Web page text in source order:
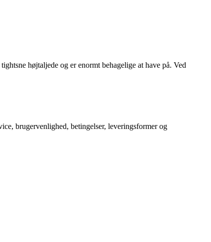
højtaljede og er enormt behagelige at have på. Ved
brugervenlighed, betingelser, leveringsformer og